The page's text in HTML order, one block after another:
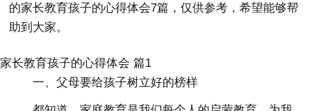
的家长教育孩子的心得体会7篇，仅供参考，希望能够帮
助到大家。
家长教育孩子的心得体会 篇1
一、父母要给孩子树立好的榜样